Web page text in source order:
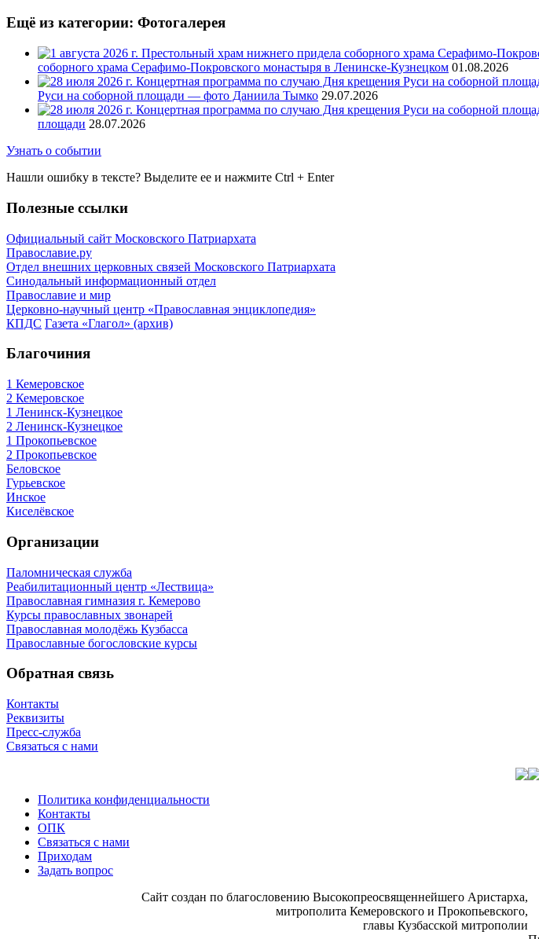
Ещё из категории: Фотогалерея
соборного храма Серафимо-Покровского монастыря в Ленинске-Кузнецком 01.08.2026
Руси на соборной площади — фото Даниила Тымко 29.07.2026
площади 28.07.2026
Узнать о событии
Нашли ошибку в тексте? Выделите ее и нажмите Ctrl + Enter
Полезные ссылки
Официальный сайт Московского Патриархата
Православие.ру
Отдел внешних церковных связей Московского Патриархата
Синодальный информационный отдел
Православие и мир
Церковно-научный центр «Православная энциклопедия»
КПДС Газета «Глагол» (архив)
Благочиния
1 Кемеровское
2 Кемеровское
1 Ленинск-Кузнецкое
2 Ленинск-Кузнецкое
1 Прокопьевское
2 Прокопьевское
Беловское
Гурьевское
Инское
Киселёвское
Организации
Паломническая служба
Реабилитационный центр «Лествица»
Православная гимназия г. Кемерово
Курсы православных звонарей
Православная молодёжь Кузбасса
Православные богословские курсы
Обратная связь
Контакты
Реквизиты
Пресс-служба
Связаться с нами
Политика конфиденциальности
Контакты
ОПК
Связаться с нами
Приходам
Задать вопрос
Сайт со­здан по бла­го­сло­ве­нию Вы­со­ко­прео­свя­щен­ней­ше­го Ари­стар­ха,
мит­ро­по­ли­та Ке­ме­ров­ско­го и Про­ко­пьев­ско­го,
гла­вы Куз­бас­ской мит­ро­по­лии